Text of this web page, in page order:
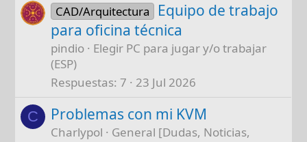
CAD/Arquitectura
Equipo de trabajo
para oficina técnica
pindio
Elegir PC para jugar y/o trabajar
(ESP)
Respuestas 7 23 Jul 2026
C Problemas con mi KVM
Charlypol
General [Dudas, Noticias,